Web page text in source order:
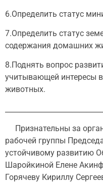
6.Определить статус
7.Определить статус
содержания домашних
8.Поднять вопрос
учитывающей интересы
животных.
Признательны за
рабочей группы
устойчивому развитию
Шаройкиной Елене
Горячеву Кириллу